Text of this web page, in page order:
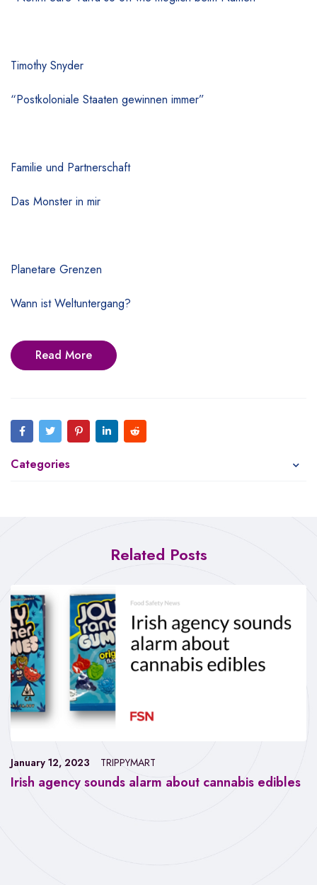
Timothy Snyder
“Postkoloniale Staaten gewinnen immer”
Familie und Partnerschaft
Das Monster in mir
Planetare Grenzen
Wann ist Weltuntergang?
Read More
Categories
Related Posts
Irish agency sounds alarm about cannabis edibles
January 12, 2023 TRIPPYMART